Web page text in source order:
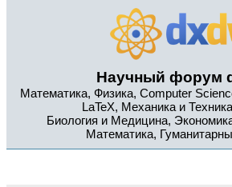
Научный форум
Математика, Физика, Computer
LaTeX, Механика и
Биология и Медицина,
Математика,